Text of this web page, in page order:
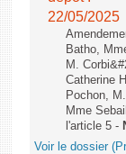
22/05/2025
Batho,
M.
Catherine
Pochon,
Mme
l'article 5 -
Voir le dossier